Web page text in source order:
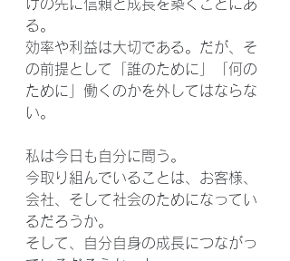
げの先に信頼と成長を築くことにあ
る。
効率や利益は大切である。だが、そ
の前提として「誰のために」「何の
ために」働くのかを外してはならな
い。
私は今日も自分に問う。
今取り組んでいることは、お客様、
会社、そして社会のためになってい
るだろうか。
そして、自分自身の成長につながっ